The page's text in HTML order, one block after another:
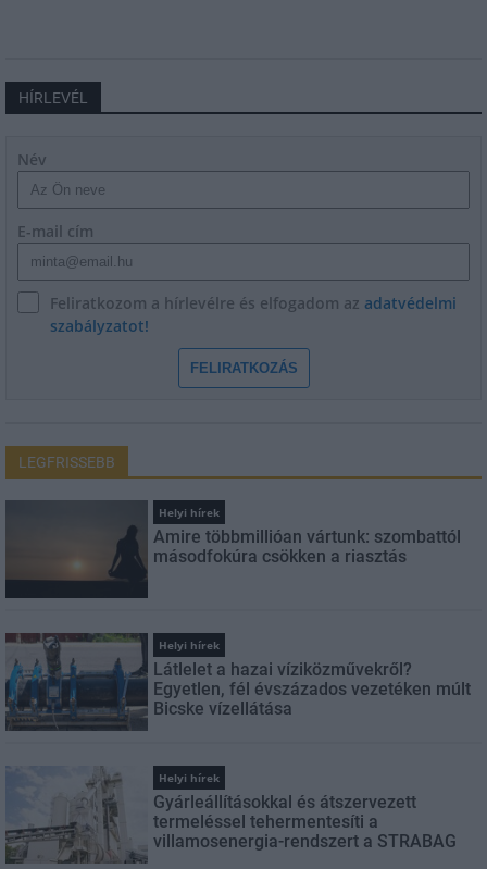
HÍRLEVÉL
Név
E-mail cím
Feliratkozom a hírlevélre és elfogadom az adatvédelmi
szabályzatot!
FELIRATKOZÁS
LEGFRISSEBB
Helyi hírek
Amire többmillióan vártunk: szombattól
másodfokúra csökken a riasztás
Helyi hírek
Látlelet a hazai víziközművekről?
Egyetlen, fél évszázados vezetéken múlt
Bicske vízellátása
Helyi hírek
Gyárleállításokkal és átszervezett
termeléssel tehermentesíti a
villamosenergia-rendszert a STRABAG